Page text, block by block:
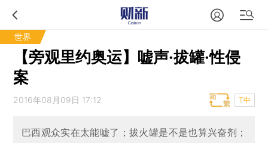
世界
【旁观里约奥运】嘘声·拔罐·性侵
案
2016年08月09日 17:12 T中
巴西观众实在太能嘘了；拔火罐是不是也算兴奋剂；